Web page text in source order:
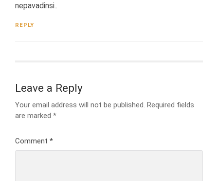
nepavadinsi..
REPLY
Leave a Reply
Your email address will not be published. Required fields
are marked*
Comment*